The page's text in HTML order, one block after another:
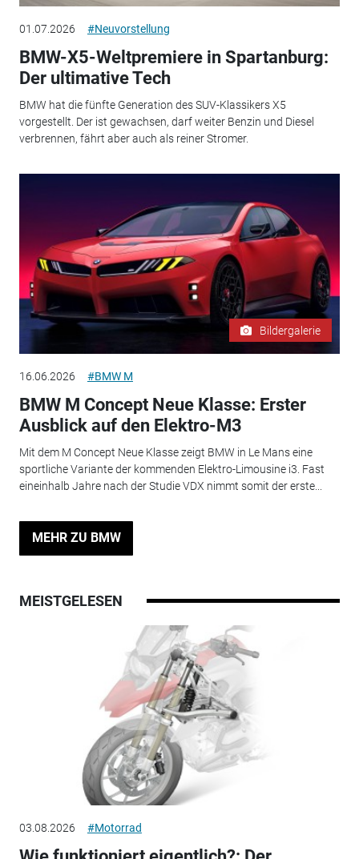
01.07.2026 #Neuvorstellung
BMW-X5-Weltpremiere in Spartanburg:
Der ultimative Tech
BMW hat die fünfte Generation des SUV-Klassikers X5
vorgestellt. Der ist gewachsen, darf weiter Benzin und Diesel
verbrennen, fährt aber auch als reiner Stromer.
Bildergalerie
16.06.2026 #BMW M
BMW M Concept Neue Klasse: Erster
Ausblick auf den Elektro-M3
Mit dem M Concept Neue Klasse zeigt BMW in Le Mans eine
sportliche Variante der kommenden Elektro-Limousine i3. Fast
eineinhalb Jahre nach der Studie VDX nimmt somit der erste...
MEHR ZU BMW
MEISTGELESEN
03.08.2026 #Motorrad